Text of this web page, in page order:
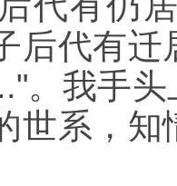
后代有
。我手
世系，